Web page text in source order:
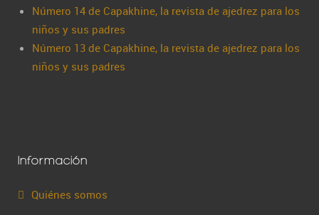
Número 14 de Capakhine, la revista de ajedrez para los
niños y sus padres
Número 13 de Capakhine, la revista de ajedrez para los
niños y sus padres
Información
Quiénes somos